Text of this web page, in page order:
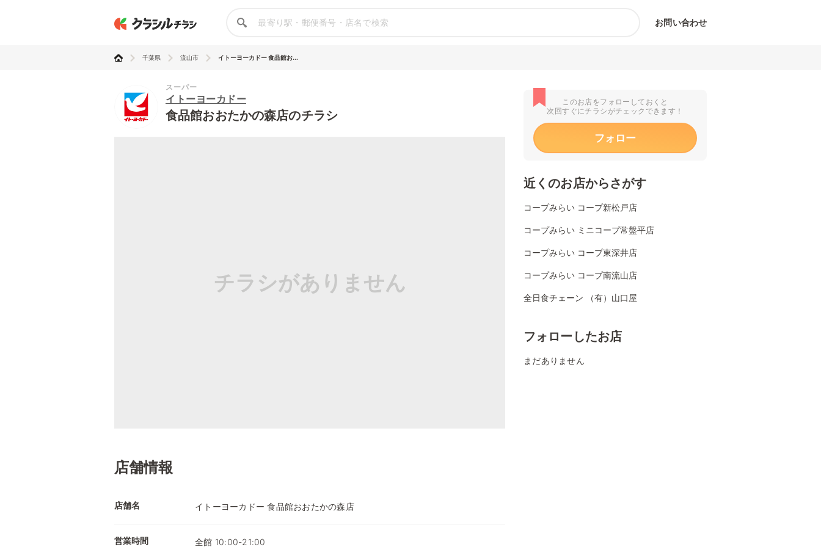
お問い合わせ
千葉県 流山市 イトーヨーカドー 食品館お...
スーパー
イトーヨーカドー
食品館おおたかの森店のチラシ
チラシがありません
店舗情報
店舗名 イトーヨーカドー 食品館おおたかの森店
営業時間 全館 10:00-21:00
このお店をフォローしておくと
次回すぐにチラシがチェックできます！
フォロー
近くのお店からさがす
コープみらい コープ新松戸店
コープみらい ミニコープ常盤平店
コープみらい コープ東深井店
コープみらい コープ南流山店
全日食チェーン （有）山口屋
フォローしたお店
まだありません